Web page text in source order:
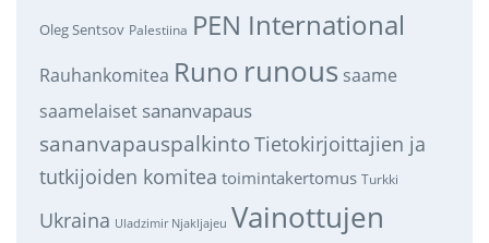
Oleg Sentsov Palestiina PEN International
Rauhankomitea Runo runous saame
saamelaiset sananvapaus
sananvapauspalkintoTietokirjoittajien ja
tutkijoiden komitea toimintakertomus Turkki
Ukraina Uladzimir Njakljajeu Vainottujen